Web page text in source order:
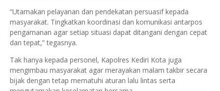
“Utamakan pelayanan dan pendekatan persuasif kepada
masyarakat. Tingkatkan koordinasi dan komunikasi antarpos
pengamanan agar setiap situasi dapat ditangani dengan cepat
dan tepat,” tegasnya.
Tak hanya kepada personel, Kapolres Kediri Kota juga
mengimbau masyarakat agar merayakan malam takbir secara
bijak dengan tetap mematuhi aturan lalu lintas serta